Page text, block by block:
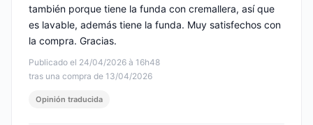
Publicado el 24/04/2026 à 16h48
tras una compra de 13/04/2026
también porque tiene la funda con cremallera, así que
es lavable, además tiene la funda. Muy satisfechos con
la compra. Gracias.
Opinión traducida